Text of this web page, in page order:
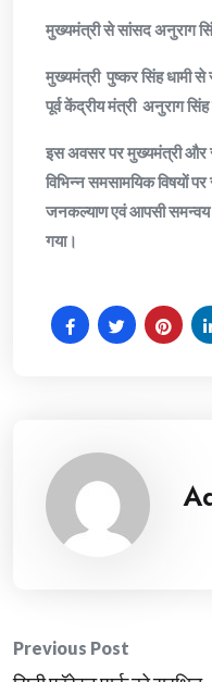
मुख्यमंत्री से सांसद अनुराग
मुख्यमंत्री पुष्कर सिंह धामी
पूर्व केंद्रीय मंत्री अनुराग
इस अवसर पर मुख्यमंत्री और
विभिन्न समसामयिक विषयों
जनकल्याण एवं आपसी समन्वय से
गया।
Post
Previous Post